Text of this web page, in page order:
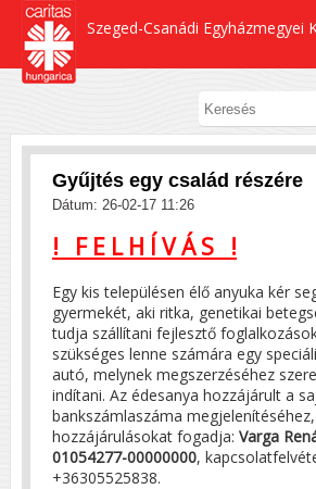
Szeged-Csanádi Egyházmegyei
Gyűjtés egy család részére
Dátum: 26-02-17 11:26
! F E L H Í V Á S !
Egy kis településen élő anyuka kér
gyermekét, aki ritka, genetikai
tudja szállítani fejlesztő
szükséges lenne számára egy
autó, melynek megszerzéséhez
indítani. Az édesanya hozzájárult a
bankszámlaszáma
hozzájárulásokat fogadja: Varga
01054277-00000000,
+36305525838.